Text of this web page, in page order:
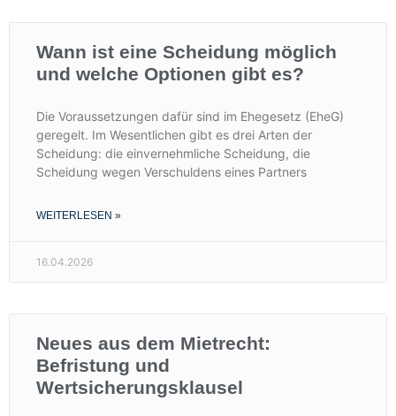
Wann ist eine Scheidung möglich
und welche Optionen gibt es?
Die Voraussetzungen dafür sind im Ehegesetz (EheG)
geregelt. Im Wesentlichen gibt es drei Arten der
Scheidung: die einvernehmliche Scheidung, die
Scheidung wegen Verschuldens eines Partners
WEITERLESEN »
16.04.2026
Neues aus dem Mietrecht:
Befristung und
Wertsicherungsklausel